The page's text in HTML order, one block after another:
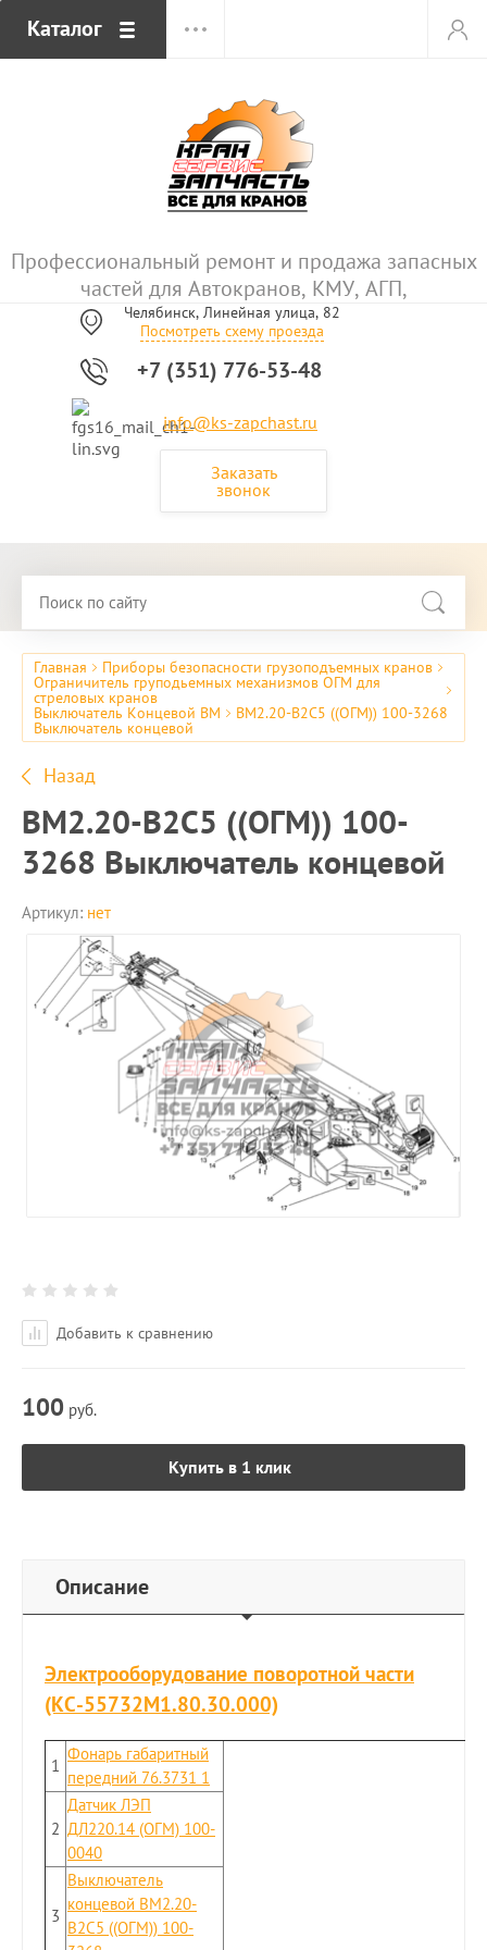
Каталог
Профессиональный ремонт и продажа запасных
частей для Автокранов, КМУ, АГП,
Челябинск, Линейная улица, 82
Посмотреть схему проезда
+7 (351) 776-53-48
info@ks-zapchast.ru
Заказать
звонок
Главная Приборы безопасности грузоподъемных кранов
Ограничитель груподьемных механизмов ОГМ для
стреловых кранов
Выключатель Концевой ВМ ВМ2.20-В2С5 ((ОГМ)) 100-3268
Выключатель концевой
Назад
ВМ2.20-В2С5 ((ОГМ)) 100-
3268 Выключатель концевой
Артикул: нет
Добавить к сравнению
100 руб.
Купить в 1 клик
Описание
Электрооборудование поворотной части
(КС-55732М1.80.30.000)
1
Фонарь габаритный
передний 76.3731 1
2
Датчик ЛЭП
ДЛ220.14 (ОГМ) 100-
0040
3
Выключатель
концевой ВМ2.20-
В2С5 ((ОГМ)) 100-